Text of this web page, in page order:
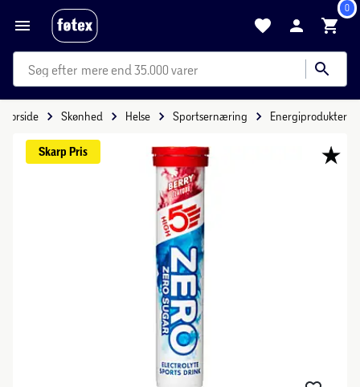
0
mere end 35.000 varer
Forside Skønhed Helse Sportsernæring Energiprodukter
Skarp Pris